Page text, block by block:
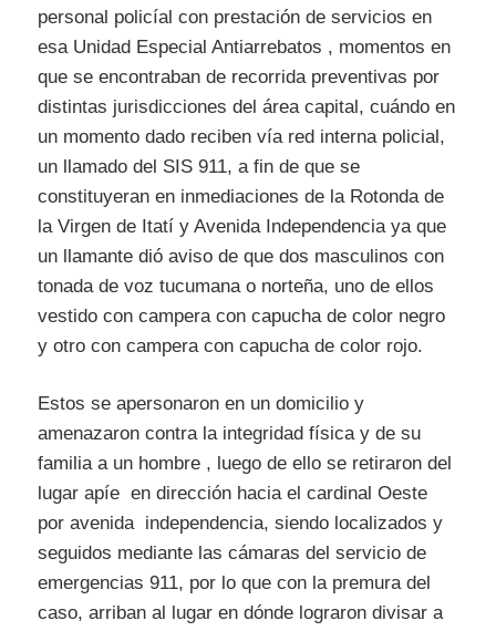
personal policíal con prestación de servicios en
esa Unidad Especial Antiarrebatos , momentos en
que se encontraban de recorrida preventivas por
distintas jurisdicciones del área capital, cuándo en
un momento dado reciben vía red interna policial,
un llamado del SIS 911, a fin de que se
constituyeran en inmediaciones de la Rotonda de
la Virgen de Itatí y Avenida Independencia ya que
un llamante dió aviso de que dos masculinos con
tonada de voz tucumana o norteña, uno de ellos
vestido con campera con capucha de color negro
y otro con campera con capucha de color rojo.
Estos se apersonaron en un domicilio y
amenazaron contra la integridad física y de su
familia a un hombre , luego de ello se retiraron del
lugar apíe en dirección hacia el cardinal Oeste
por avenida independencia, siendo localizados y
seguidos mediante las cámaras del servicio de
emergencias 911, por lo que con la premura del
caso, arriban al lugar en dónde lograron divisar a